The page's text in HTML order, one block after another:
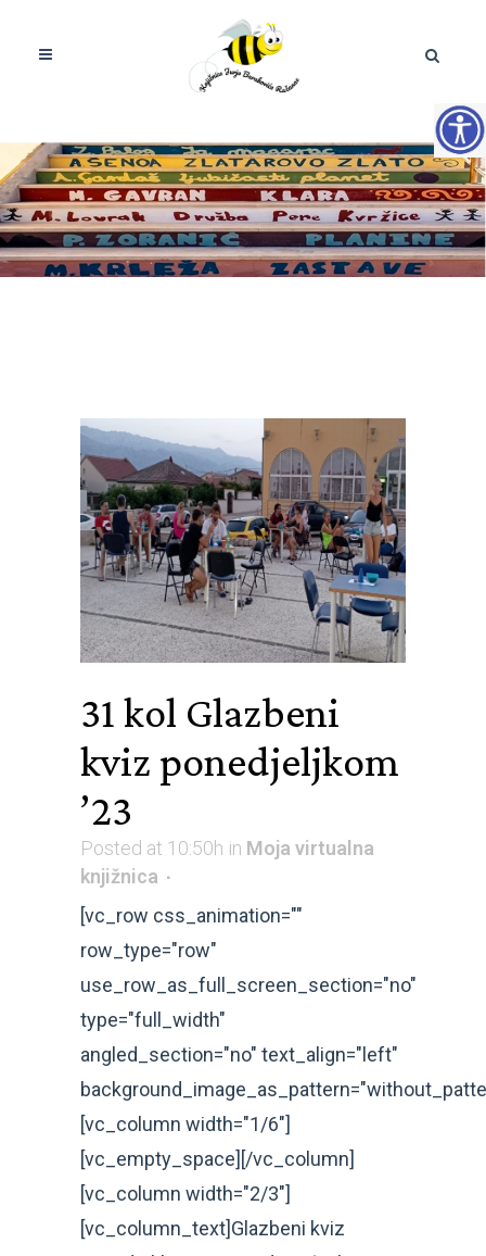
31 kol Glazbeni
kviz ponedjeljkom
’23
Posted at 10:50h in Moja virtualna
knjižnica
[vc_row css_animation=""
row_type="row"
use_row_as_full_screen_section="no"
type="full_width"
angled_section="no" text_align="left"
[vc_column width="1/6"]
[vc_empty_space][/vc_column]
[vc_column width="2/3"]
[vc_column_text]Glazbeni kviz